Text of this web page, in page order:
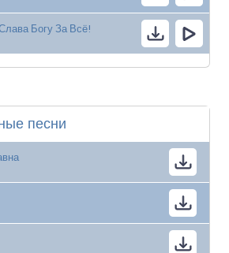
Богу За Всё!
песни